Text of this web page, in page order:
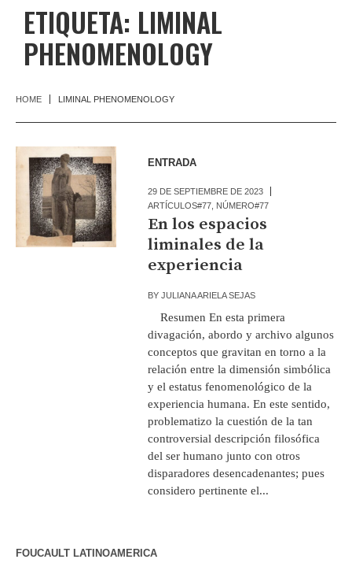
ETIQUETA: LIMINAL
PHENOMENOLOGY
HOME LIMINAL PHENOMENOLOGY
ENTRADA
29 DE SEPTIEMBRE DE 2023
ARTÍCULOS#77 NÚMERO#77
En los espacios
liminales de la
experiencia
BYJULIANA ARIELA SEJAS
Resumen En esta primera
divagación, abordo y archivo algunos
conceptos que gravitan en torno a la
relación entre la dimensión simbólica
y el estatus fenomenológico de la
experiencia humana. En este sentido,
problematizo la cuestión de la tan
controversial descripción filosófica
del ser humano junto con otros
disparadores desencadenantes; pues
considero pertinente el...
FOUCAULT LATINOAMERICA